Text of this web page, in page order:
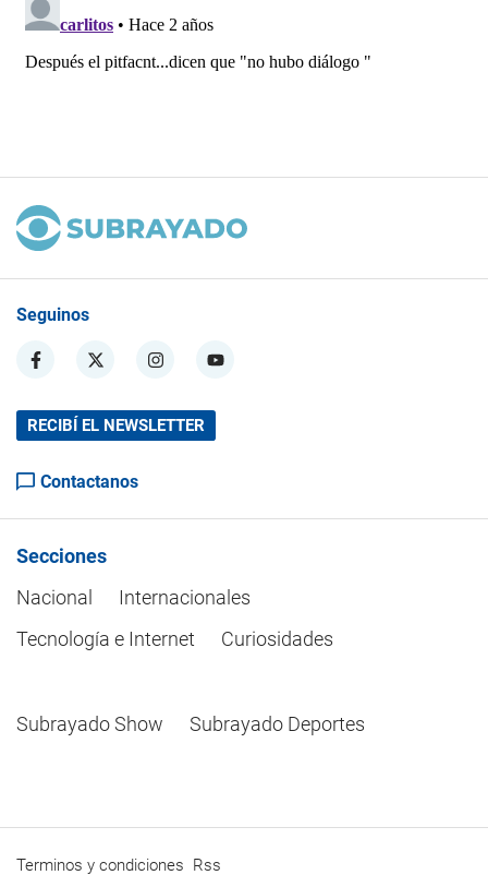
Seguinos
RECIBÍ EL NEWSLETTER
Contactanos
Secciones
Nacional
Internacionales
Tecnología e Internet
Curiosidades
Subrayado Show Subrayado Deportes
Terminos y condiciones Rss